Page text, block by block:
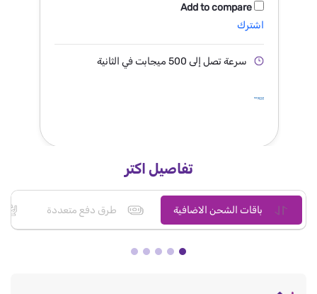
Add to compare
اشترك
سرعة تصل إلى 500 ميجابت في الثانية
تفاصيل اكتر
باقات الشحن الاضافية طرق دفع متعددة